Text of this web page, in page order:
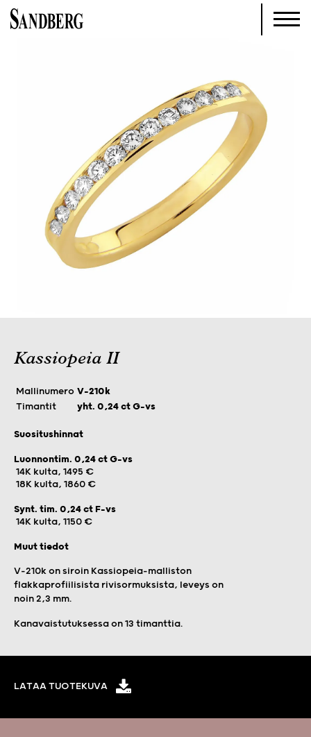
Kassiopeia II
Mallinumero V-210k
Timantit
yht. 0,24 ct G-vs
Suositushinnat
Luonnontim. 0,24 ct G-vs
14K kulta, 1495 €
18K kulta, 1860 €
Synt. tim. 0,24 ct F-vs
14K kulta, 1150 €
Muut tiedot
V-210k on siroin Kassiopeia-malliston
flakkaprofiilisista rivisormuksista, leveys on
noin 2,3 mm.
Kanavaistutuksessa on 13 timanttia.
LATAA TUOTEKUVA